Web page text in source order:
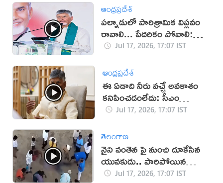
ఆంధ్రప్రదేశ్
పల్నాడులో పారిశ్రామిక విప్లవం
రావాలి... పేదరికం పోవాలి:
చంద్రబాబు
Jul 17, 2026, 17:07 IST
ఆంధ్రప్రదేశ్
ఈ ఏడాది నీరు వచ్చే అవకాశం
కనిపించడంలేదు: సీఎం
చంద్రబాబు
Jul 17, 2026, 17:07 IST
తెలంగాణ
నైని వంతెన పై నుంచి దూకేసిన
యువకుడు.. పారిపోయిన
యువతి!
Jul 17, 2026, 17:07 IST